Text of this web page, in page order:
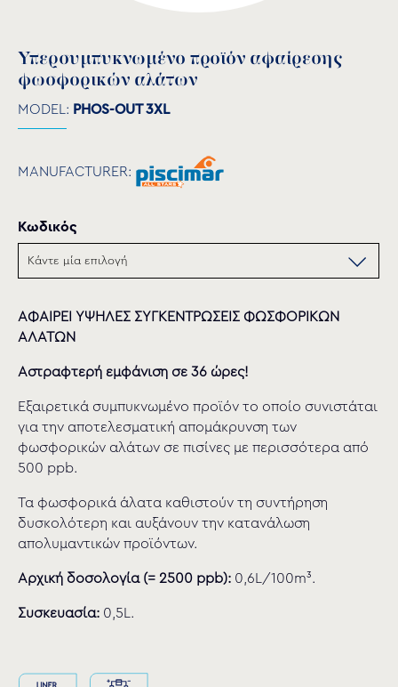
Υπερσυμπυκνωμένο προϊόν αφαίρεσης
φωσφορικών αλάτων
MODEL: PHOS-OUT 3XL
MANUFACTURER:
Κωδικός
ΑΦΑΙΡΕΙ ΥΨΗΛΕΣ ΣΥΓΚΕΝΤΡΩΣΕΙΣ ΦΩΣΦΟΡΙΚΩΝ
ΑΛΑΤΩΝ
Αστραφτερή εμφάνιση σε 36 ώρες!
Εξαιρετικά συμπυκνωμένο προϊόν το οποίο συνιστάται
για την αποτελεσματική απομάκρυνση των
φωσφορικών αλάτων σε πισίνες με περισσότερα από
500 ppb.
Τα φωσφορικά άλατα καθιστούν τη συντήρηση
δυσκολότερη και αυξάνουν την κατανάλωση
απολυμαντικών προϊόντων.
Αρχική δοσολογία (= 2500 ppb): 0,6L/100m³.
Συσκευασία: 0,5L.